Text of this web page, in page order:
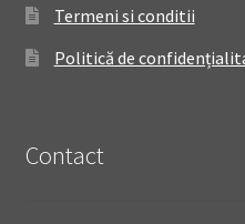
Termeni si conditii
Politică de
Contact